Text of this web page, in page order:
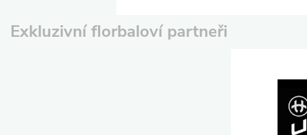
Exkluzivní florbaloví partneři